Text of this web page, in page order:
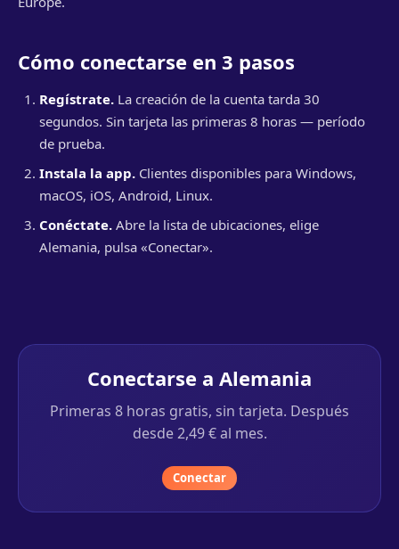
Cómo conectarse en 3 pasos
Regístrate. La creación de la cuenta tarda 30
segundos. Sin tarjeta las primeras 8 horas — período
de prueba.
Instala la app. Clientes disponibles para Windows,
macOS, iOS, Android, Linux.
Conéctate. Abre la lista de ubicaciones, elige
Alemania, pulsa «Conectar».
Conectarse a Alemania
Primeras 8 horas gratis, sin tarjeta. Después
desde 2,49 € al mes.
Conectar